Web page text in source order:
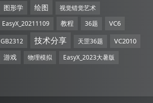
图形学 绘图
视觉错觉艺术
EasyX_20211109 教程 36题
VC6
GB2312 技术分享 天罡36题
VC2010
游戏 物理模拟 EasyX_2023大暑版